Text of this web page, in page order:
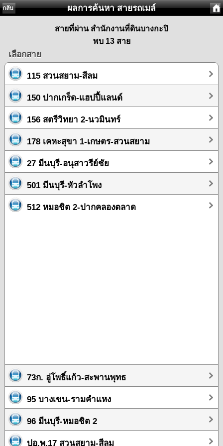
กลับ ผลการค้นหา สายรถเมล์
สายที่ผ่าน สำนักงานที่ดินบางกะปิ
พบ 13 สาย
เลือกสาย
115 สวนสยาม-สีลม
150 ปากเกร็ด-แฮปปี้แลนด์
156 สตรีวิทยา 2-นวมินทร์
178 เคหะสุขา 1-เกษตร-สวนสยาม
27 มีนบุรี-อนุสาวรีย์ชัย
501 มีนบุรี-หัวลำโพง
512 หมอชิต 2-ปากคลองตลาด
73ก. อู่โพธิ์แก้ว-สะพานพุทธ
95 บางเขน-รามคำแหง
96 มีนบุรี-หมอชิต 2
ปอ.พ.17 สวนสยาม-สีลม